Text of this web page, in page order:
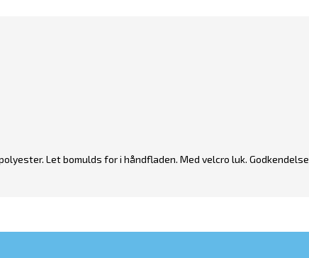
Let bomulds for i håndfladen. Med velcro luk. Godkendelse: